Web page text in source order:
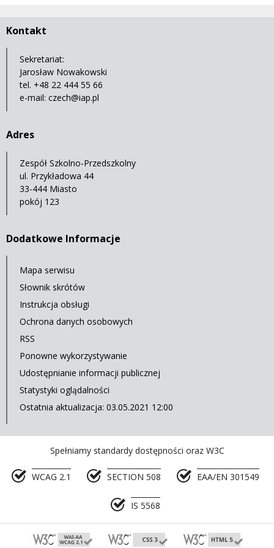
Kontakt
Sekretariat:
Jarosław Nowakowski
tel. +48 22 444 55 66
e-mail: czech@iap.pl
Adres
Zespół Szkolno-Przedszkolny
ul. Przykładowa 44
33-444 Miasto
pokój 123
Dodatkowe Informacje
Mapa serwisu
Słownik skrótów
Instrukcja obsługi
Ochrona danych osobowych
RSS
Ponowne wykorzystywanie
Udostępnianie informacji publicznej
Statystyki oglądalności
Ostatnia aktualizacja: 03.05.2021 12:00
Spełniamy standardy dostępności oraz W3C
WCAG 2.1 SECTION 508 EAA/EN 301549
IS 5568